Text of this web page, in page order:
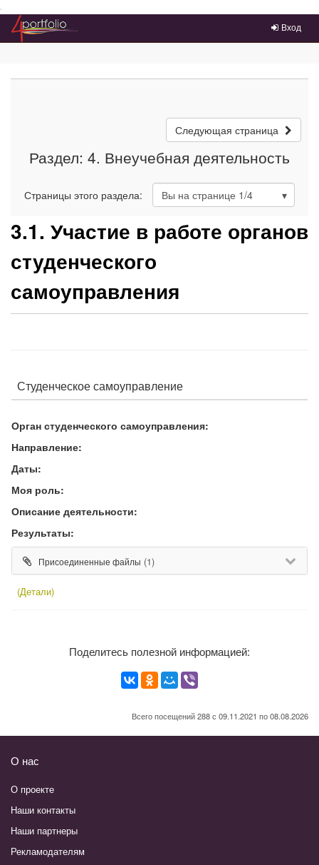
Преейти на главное меню
Вход
Следующая страница
Раздел: 4. Внеучебная деятельность
Страницы этого раздела: Вы на странице 1/4
3.1. Участие в работе органов
студенческого
самоуправления
Студенческое самоуправление
Орган студенческого самоуправления:
Направление:
Даты:
Моя роль:
Описание деятельности:
Результаты:
Присоединенные файлы (1)
(Детали)
Поделитесь полезной информацией:
Всего посещений 288 с 09.11.2021 по 08.08.2026
О нас
О проекте
Наши контакты
Наши партнеры
Рекламодателям